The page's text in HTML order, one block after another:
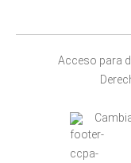
Acceso para